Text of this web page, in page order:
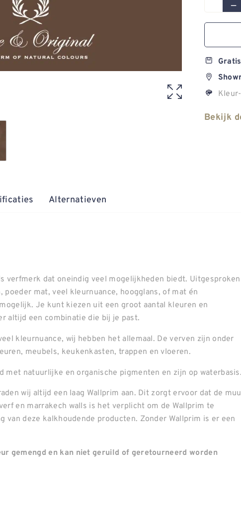
Gratis
Bekijk
Alternatieven
verfmerk dat oneindig veel mogelijkheden biedt. Uitgesproken
mat, veel kleurnuance, hoogglans, of mat én
Je kunt kiezen uit een groot aantal kleuren en
altijd een combinatie die bij je past.
kleurnuance, wij hebben het allemaal. De verven zijn onder
meubels, keukenkasten, trappen en vloeren.
met natuurlijke en organische pigmenten en zijn op waterbasis.
wij altijd een laag Wallprim aan. Dit zorgt ervoor dat de
en marrakech walls is het verplicht om de Wallprim te
van deze kalkhoudende producten. Zonder Wallprim is er een
gemengd en kan niet geruild of geretourneerd worden